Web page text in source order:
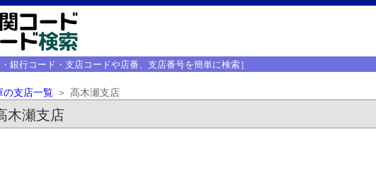
銀行コード・支店コードや店番、支店番号を簡単に検索］
の支店一覧 高木瀬支店
木瀬支店